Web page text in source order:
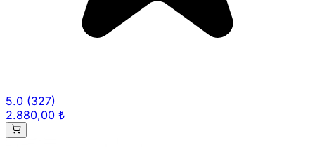
5.0 (327)
2.880,00 ₺